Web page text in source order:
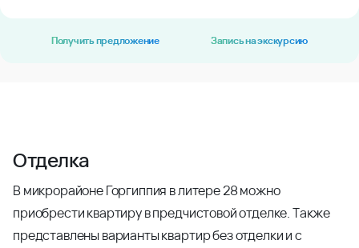
Получить предложение Запись на экскурсию
Отделка
В микрорайоне Горгиппия в литере 28 можно
приобрести квартиру в предчистовой отделке. Также
представлены варианты квартир без отделки и с